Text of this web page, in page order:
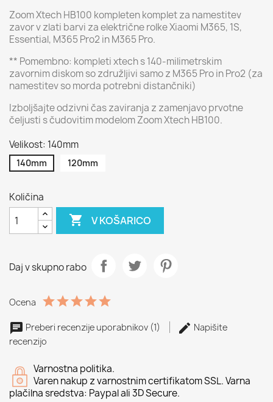
Zoom Xtech HB100 kompleten komplet za namestitev
zavor v zlati barvi za električne rolke Xiaomi M365, 1S,
Essential, M365 Pro2 in M365 Pro.
** Pomembno: kompleti xtech s 140-milimetrskim
zavornim diskom so združljivi samo z M365 Pro in Pro2 (za
namestitev so morda potrebni distančniki)
Izboljšajte odzivni čas zaviranja z zamenjavo prvotne
čeljusti s čudovitim modelom Zoom Xtech HB100.
Velikost: 140mm
140mm 120mm
Količina
 V KOŠARICO
Daj v skupno rabo
Ocena
Preberi recenzije uporabnikov (1)
Napišite
recenzijo
Varnostna politika.
Varen nakup z varnostnim certifikatom SSL. Varna
plačilna sredstva: Paypal ali 3D Secure.